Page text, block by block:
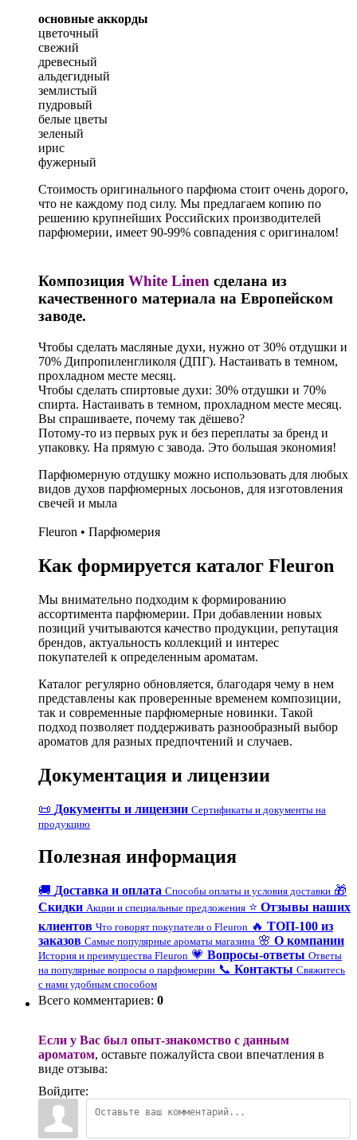
основные аккорды
цветочный
свежий
древесный
альдегидный
землистый
пудровый
белые цветы
зеленый
ирис
фужерный
Стоимость оригинального парфюма стоит очень дорого,
что не каждому под силу. Мы предлагаем копию по
решению крупнейших Российских производителей
парфюмерии, имеет 90-99% совпадения с оригиналом!
Композиция White Linen сделана из
качественного материала на Европейском
заводе.
Чтобы сделать масляные духи, нужно от 30% отдушки и
70% Дипропиленгликоля (ДПГ). Настаивать в темном,
прохладном месте месяц.
Чтобы сделать спиртовые духи: 30% отдушки и 70%
спирта. Настаивать в темном, прохладном месте месяц.
Вы спрашиваете, почему так дёшево?
Потому-то из первых рук и без переплаты за бренд и
упаковку. На прямую с завода. Это большая экономия!
Парфюмерную отдушку можно использовать для любых
видов духов парфюмерных лосьонов, для изготовления
свечей и мыла
Fleuron • Парфюмерия
Как формируется каталог Fleuron
Мы внимательно подходим к формированию
ассортимента парфюмерии. При добавлении новых
позиций учитываются качество продукции, репутация
брендов, актуальность коллекций и интерес
покупателей к определенным ароматам.
Каталог регулярно обновляется, благодаря чему в нем
представлены как проверенные временем композиции,
так и современные парфюмерные новинки. Такой
подход позволяет поддерживать разнообразный выбор
ароматов для разных предпочтений и случаев.
Документация и лицензии
📜 Документы и лицензии Сертификаты и документы на
продукцию
Полезная информация
🚚 Доставка и оплата Способы оплаты и условия доставки 🎁
Скидки Акции и специальные предложения ⭐ Отзывы наших
клиентов Что говорят покупатели о Fleuron 🔥 ТОП-100 из
заказов Самые популярные ароматы магазина 🌸 О компании
История и преимущества Fleuron 💗 Вопросы-ответы Ответы
на популярные вопросы о парфюмерии 📞 Контакты Свяжитесь
с нами удобным способом
Всего комментариев: 0
Если у Вас был опыт-знакомство с данным
ароматом, оставьте пожалуйста свои впечатления в
виде отзыва:
Войдите: